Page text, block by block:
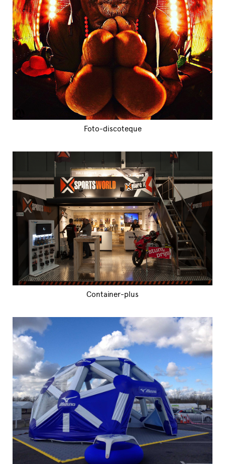
Foto-discoteque
Container-plus